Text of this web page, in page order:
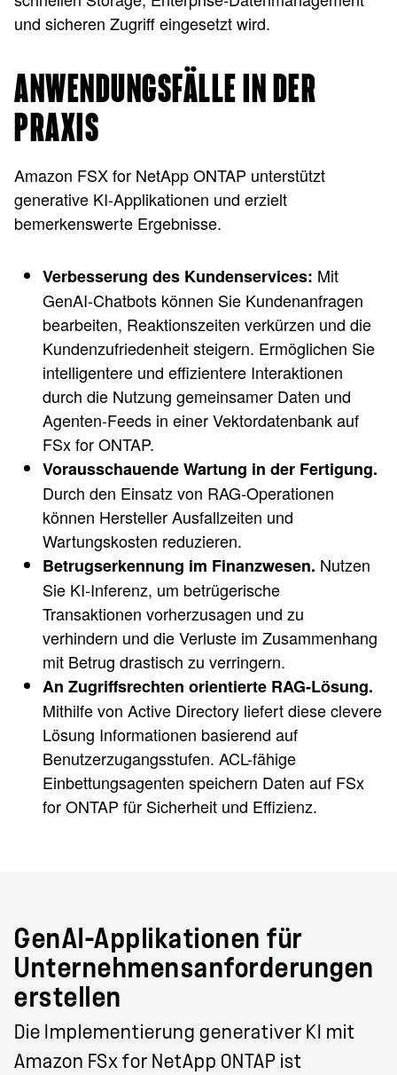
und sicheren Zugriff eingesetzt wird.
ANWENDUNGSFÄLLE IN DER
PRAXIS
Amazon FSX for NetApp ONTAP unterstützt
generative KI-Applikationen und erzielt
bemerkenswerte Ergebnisse.
Verbesserung des Kundenservices: Mit
GenAI-Chatbots können Sie Kundenanfragen
bearbeiten, Reaktionszeiten verkürzen und die
Kundenzufriedenheit steigern. Ermöglichen Sie
intelligentere und effizientere Interaktionen
durch die Nutzung gemeinsamer Daten und
Agenten-Feeds in einer Vektordatenbank auf
FSx for ONTAP.
Vorausschauende Wartung in der Fertigung.
Durch den Einsatz von RAG-Operationen
können Hersteller Ausfallzeiten und
Wartungskosten reduzieren.
Betrugserkennung im Finanzwesen. Nutzen
Sie KI-Inferenz, um betrügerische
Transaktionen vorherzusagen und zu
verhindern und die Verluste im Zusammenhang
mit Betrug drastisch zu verringern.
An Zugriffsrechten orientierte RAG-Lösung.
Mithilfe von Active Directory liefert diese clevere
Lösung Informationen basierend auf
Benutzerzugangsstufen. ACL-fähige
Einbettungsagenten speichern Daten auf FSx
for ONTAP für Sicherheit und Effizienz.
GenAI-Applikationen für
Unternehmensanforderungen
erstellen
Die Implementierung generativer KI mit
Amazon FSx for NetApp ONTAP ist